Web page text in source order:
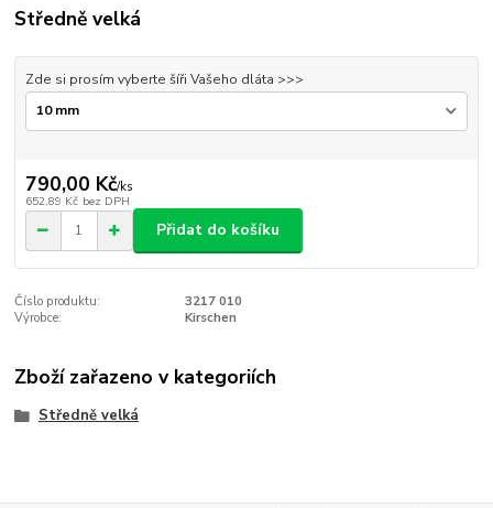
Středně velká
Zde si prosím vyberte šíři Vašeho dláta >>>
790,00 Kč/ks
652,89 Kč bez DPH
Přidat do košíku
Číslo produktu:
3217 010
Výrobce:
Kirschen
Zboží zařazeno v kategoriích
Středně velká